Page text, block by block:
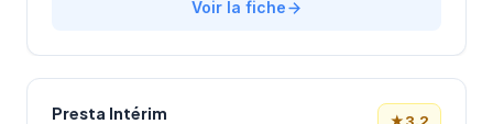
en s'appuyant sur une connaissance approfondie du
l'un des axes majeurs de la ville facilite l'accessibilité
Voir la fiche
Presta Intérim